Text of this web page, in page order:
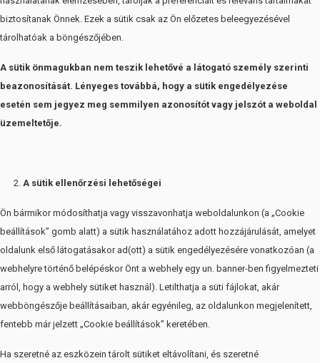
biztosítanak Önnek. Ezek a sütik csak az Ön előzetes beleegyezésével
tárolhatóak a böngészőjében.
A sütik önmagukban nem teszik lehetővé a látogató személy szerinti
beazonosítását. Lényeges továbbá, hogy a sütik engedélyezése
esetén sem jegyez meg semmilyen azonosítót vagy jelszót a weboldal
üzemeltetője.
A sütik ellenőrzési lehetőségei
Ön bármikor módosíthatja vagy visszavonhatja weboldalunkon (a „Cookie
beállítások” gomb alatt) a sütik használatához adott hozzájárulását, amelyet
oldalunk első látogatásakor ad(ott) a sütik engedélyezésére vonatkozóan (a
webhelyre történő belépéskor Önt a webhely egy un. banner-ben figyelmezteti
arról, hogy a webhely sütiket használ). Letilthatja a süti fájlokat, akár
webböngészője beállításaiban, akár egyénileg, az oldalunkon megjelenített,
fentebb már jelzett „Cookie beállítások” keretében.
Ha szeretné az eszközein tárolt sütiket eltávolítani, és szeretné